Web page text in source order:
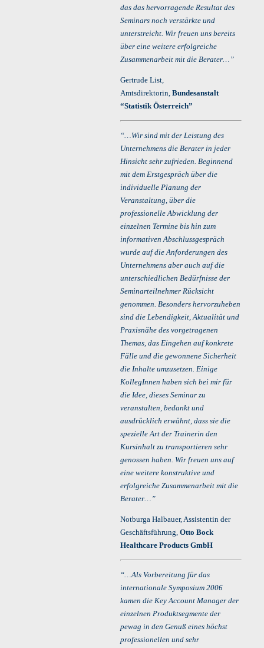
das das hervorragende Resultat des
Seminars noch verstärkte und
unterstreicht. Wir freuen uns bereits
über eine weitere erfolgreiche
Zusammenarbeit mit die Berater…”
Gertrude List,
Amtsdirektorin, Bundesanstalt
“Statistik Österreich”
“…Wir sind mit der Leistung des
Unternehmens die Berater in jeder
Hinsicht sehr zufrieden. Beginnend
mit dem Erstgespräch über die
individuelle Planung der
Veranstaltung, über die
professionelle Abwicklung der
einzelnen Termine bis hin zum
informativen Abschlussgespräch
wurde auf die Anforderungen des
Unternehmens aber auch auf die
unterschiedlichen Bedürfnisse der
Seminarteilnehmer Rücksicht
genommen. Besonders hervorzuheben
sind die Lebendigkeit, Aktualität und
Praxisnähe des vorgetragenen
Themas, das Eingehen auf konkrete
Fälle und die gewonnene Sicherheit
die Inhalte umzusetzen. Einige
KollegInnen haben sich bei mir für
die Idee, dieses Seminar zu
veranstalten, bedankt und
ausdrücklich erwähnt, dass sie die
spezielle Art der Trainerin den
Kursinhalt zu transportieren sehr
genossen haben. Wir freuen uns auf
eine weitere konstruktive und
erfolgreiche Zusammenarbeit mit die
Berater…”
Notburga Halbauer, Assistentin der
Geschäftsführung, Otto Bock
Healthcare Products GmbH
“…Als Vorbereitung für das
internationale Symposium 2006
kamen die Key Account Manager der
einzelnen Produktsegmente der
pewag in den Genuß eines höchst
professionellen und sehr